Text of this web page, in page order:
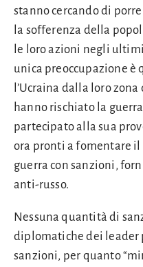
stanno cercando di
la sofferenza della
le loro azioni negli
unica preoccupazione è
l’Ucraina dalla loro
hanno rischiato la
partecipato alla sua
ora pronti a fomentare
guerra con sanzioni,
anti-russo.
Nessuna quantità di
diplomatiche dei leader
sanzioni, per quanto